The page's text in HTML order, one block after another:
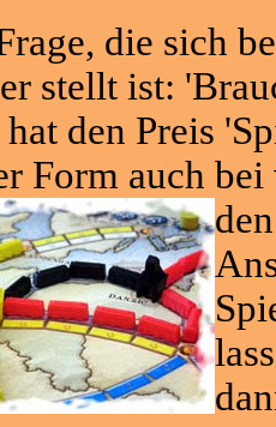
die sich
stellt ist:
den Preis
Form auch